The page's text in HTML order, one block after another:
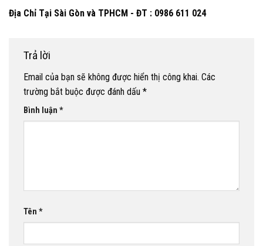
Địa Chỉ Tại Sài Gòn và TPHCM - ĐT : 0986 611 024
Trả lời
Email của bạn sẽ không được hiển thị công khai. Các
trường bắt buộc được đánh dấu *
Bình luận *
Tên *